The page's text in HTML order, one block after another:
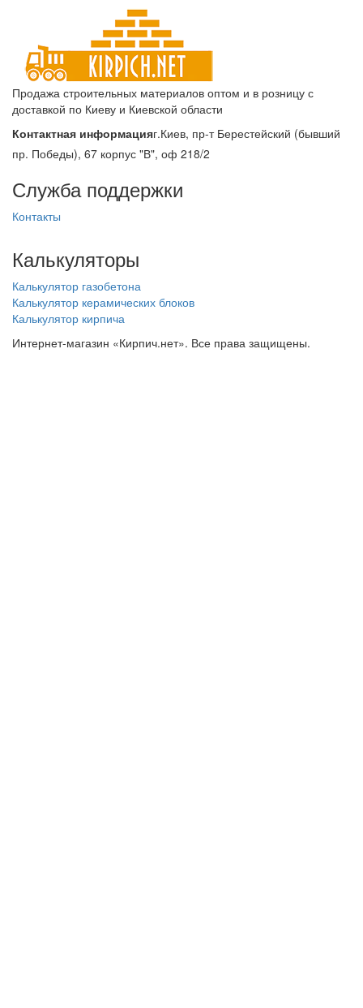
Продажа строительных материалов оптом и в розницу с
доставкой по Киеву и Киевской области
Контактная информацияг.Киев, пр-т Берестейский (бывший
пр. Победы), 67 корпус "В", оф 218/2
Служба поддержки
Контакты
Калькуляторы
Калькулятор газобетона
Калькулятор керамических блоков
Калькулятор кирпича
Интернет-магазин «Кирпич.нет». Все права защищены.